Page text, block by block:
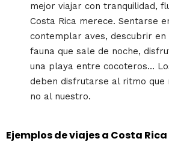
mejor viajar con tranquilidad,
Costa Rica merece. Sentarse
contemplar aves, descubrir
fauna que sale de noche,
una playa entre cocoteros…
deben disfrutarse al ritmo que
no al nuestro.
Ejemplos de viajes a Costa Rica